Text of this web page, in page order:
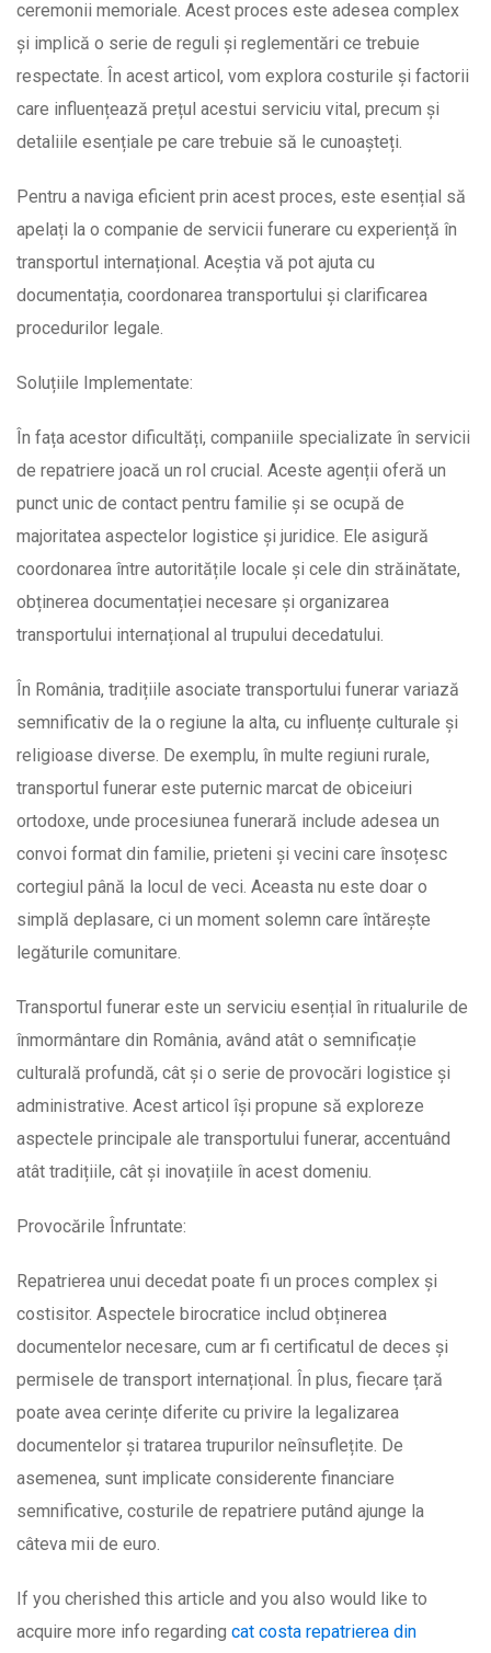
ceremonii memoriale. Acest proces este adesea complex
și implică o serie de reguli și reglementări ce trebuie
respectate. În acest articol, vom explora costurile și factorii
care influențează prețul acestui serviciu vital, precum și
detaliile esențiale pe care trebuie să le cunoașteți.
Pentru a naviga eficient prin acest proces, este esențial să
apelați la o companie de servicii funerare cu experiență în
transportul internațional. Aceștia vă pot ajuta cu
documentația, coordonarea transportului și clarificarea
procedurilor legale.
Soluțiile Implementate:
În fața acestor dificultăți, companiile specializate în servicii
de repatriere joacă un rol crucial. Aceste agenții oferă un
punct unic de contact pentru familie și se ocupă de
majoritatea aspectelor logistice și juridice. Ele asigură
coordonarea între autoritățile locale și cele din străinătate,
obținerea documentației necesare și organizarea
transportului internațional al trupului decedatului.
În România, tradițiile asociate transportului funerar variază
semnificativ de la o regiune la alta, cu influențe culturale și
religioase diverse. De exemplu, în multe regiuni rurale,
transportul funerar este puternic marcat de obiceiuri
ortodoxe, unde procesiunea funerară include adesea un
convoi format din familie, prieteni și vecini care însoțesc
cortegiul până la locul de veci. Aceasta nu este doar o
simplă deplasare, ci un moment solemn care întărește
legăturile comunitare.
Transportul funerar este un serviciu esențial în ritualurile de
înmormântare din România, având atât o semnificație
culturală profundă, cât și o serie de provocări logistice și
administrative. Acest articol își propune să exploreze
aspectele principale ale transportului funerar, accentuând
atât tradițiile, cât și inovațiile în acest domeniu.
Provocările Înfruntate:
Repatrierea unui decedat poate fi un proces complex și
costisitor. Aspectele birocratice includ obținerea
documentelor necesare, cum ar fi certificatul de deces și
permisele de transport internațional. În plus, fiecare țară
poate avea cerințe diferite cu privire la legalizarea
documentelor și tratarea trupurilor neînsuflețite. De
asemenea, sunt implicate considerente financiare
semnificative, costurile de repatriere putând ajunge la
câteva mii de euro.
If you cherished this article and you also would like to
acquire more info regarding cat costa repatrierea din